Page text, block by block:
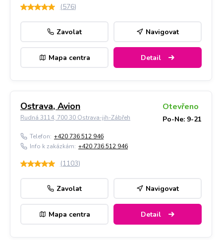
(576)
Zavolat Navigovat
Mapa centra Detail
Ostrava, Avion
Rudná 3114, 700 30 Ostrava-jih-Zábřeh
Otevřeno
Po-Ne: 9-21
Telefon: +420 736 512 946
Info k zakázkám: +420 736 512 946
(1103)
Zavolat Navigovat
Mapa centra Detail